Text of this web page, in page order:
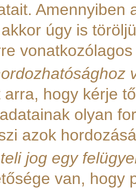
Amennyiben
úgy is
arra, hogy kérje
olyan
azok
jog egy
van, hogy